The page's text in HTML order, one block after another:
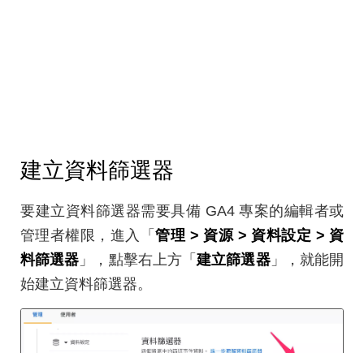
建立資料篩選器
要建立資料篩選器需要具備 GA4 專案的編輯者或
管理者權限，進入「管理 > 資源 > 資料設定 > 資
料篩選器 」，點擊右上方「建立篩選器」，就能開
始建立資料篩選器。